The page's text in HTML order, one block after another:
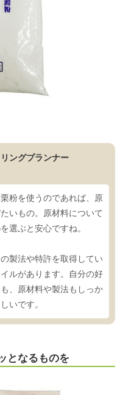
ングプランナー
粉を使うのであれば、原
いもの。原材料について
選ぶと安心ですね。
製法や特許を取得してい
ルがあります。自分の好
、原材料や製法もしっか
いです。
となるものを